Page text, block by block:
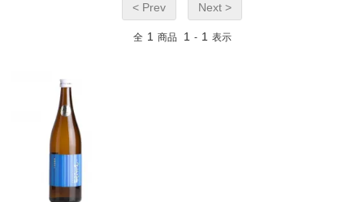
< Prev Next >
全 1 商品 1 - 1 表示